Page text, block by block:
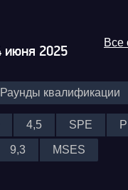
2025
Все
Раунды квалификации
4,5 SPE
9,3 MSES